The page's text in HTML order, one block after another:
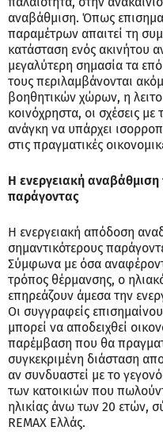
αναβάθμιση. Όπως
παραμέτρων απαιτεί τη
κατάσταση ενός ακινήτου
μεγαλύτερη σημασία τα
τους περιλαμβάνονται
βοηθητικών χώρων, η
κοινόχρηστα, οι σχέσεις με
ανάγκη να υπάρχει
στις πραγματικές
Η ενεργειακή αναβάθμιση
παράγοντας
Η ενεργειακή απόδοση
σημαντικότερους
Σύμφωνα με όσα
τρόπος θέρμανσης, ο
επηρεάζουν άμεσα την
Οι συγγραφείς
μπορεί να αποδειχθεί
παρέμβαση που θα
συγκεκριμένη διάσταση
αν συνδυαστεί με το
των κατοικιών που
ηλικίας άνω των 20 ετών,
REMAX Ελλάς.